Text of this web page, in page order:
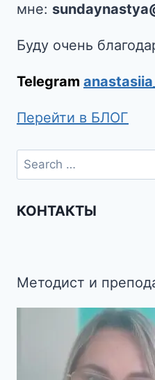
мне:
Буду очень
Telegram
Перейти в БЛОГ
КОНТАКТЫ
Методист и